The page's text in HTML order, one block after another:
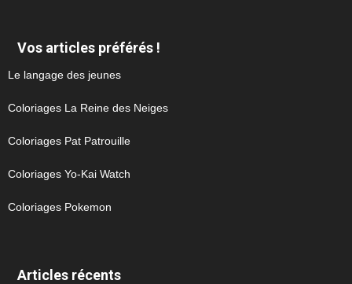
Vos articles préférés !
Le langage des jeunes
Coloriages La Reine des Neiges
Coloriages Pat Patrouille
Coloriages Yo-Kai Watch
Coloriages Pokemon
Articles récents